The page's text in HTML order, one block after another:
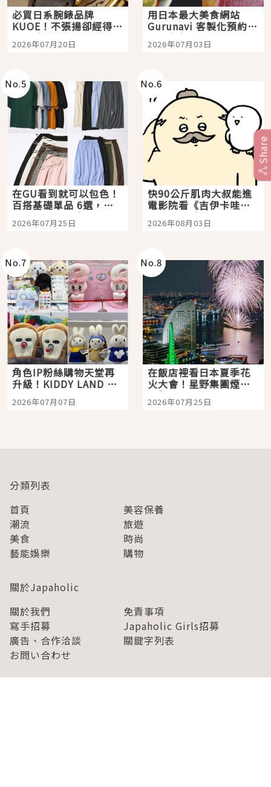
必買日系腕錶品牌
KUOE！不張揚卻經得起
時間洗鍊的經典之作五
選
2026年07月20日
用日本最大美食網站
Gurunavi 客製化預約九
大都市餐廳，打造專屬
美食體驗！
2026年07月03日
No.5
在GU看到就可以包色！
百搭基礎單品 6選，閉
眼全收也不心疼
2026年07月25日
No.6
快90公斤肌肉大叔能進
電影院看《吉伊卡哇》
嗎？日本重金屬樂團
「打首」會長與nagano
2026年08月03日
No.7
角色IP粉絲購物天堂再
升級！KIDDY LAND 原
宿店吉伊卡哇迎客，新
開幕 OMOKADO 店3分
2026年07月07日
No.8
在飯店裡看日本夏季花
火大會！星野集團煙火
景觀飯店6選，讓你不用
人擠人悠閒欣賞
2026年07月25日
Share
分類列表
首頁
美容保養
潮流
旅遊
美食
時尚
藝能娛樂
購物
關於Japaholic
關於我們
免責事項
寫手招募
Japaholic Girls招募
廣告、合作洽談
關鍵字列表
お問い合わせ